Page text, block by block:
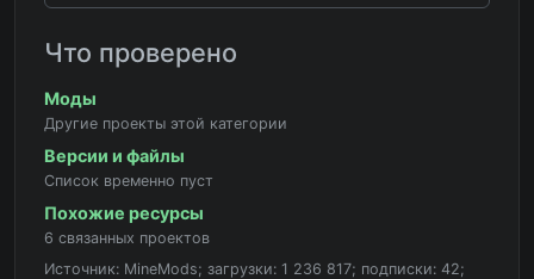
Что проверено
Моды
Другие проекты этой категории
Версии и файлы
Список временно пуст
Похожие ресурсы
6 связанных проектов
Источник: MineMods; загрузки: 1 236 817; подписки: 42;